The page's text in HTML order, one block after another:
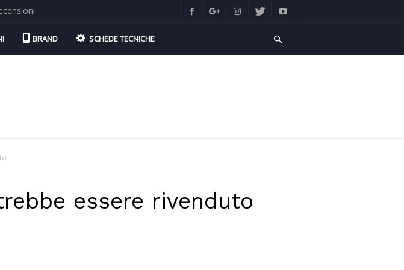
BRAND SCHEDE TECNICHE
essere rivenduto